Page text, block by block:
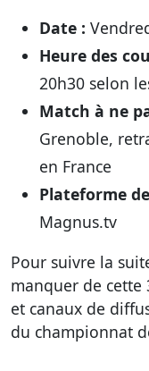
Date :
Heure des
20h30 selon
Match à ne
Grenoble,
en France
Plateforme
Magnus.tv
Pour suivre la
manquer de cette
et canaux de
du championnat